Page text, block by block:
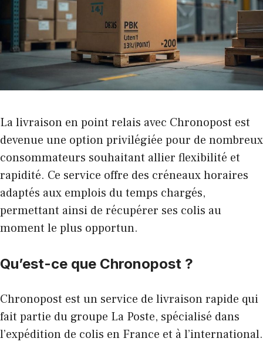
La livraison en point relais avec Chronopost est
devenue une option privilégiée pour de nombreux
consommateurs souhaitant allier flexibilité et
rapidité. Ce service offre des créneaux horaires
adaptés aux emplois du temps chargés,
permettant ainsi de récupérer ses colis au
moment le plus opportun.
Qu’est-ce que Chronopost ?
Chronopost est un service de livraison rapide qui
fait partie du groupe La Poste, spécialisé dans
l’expédition de colis en France et à l’international.